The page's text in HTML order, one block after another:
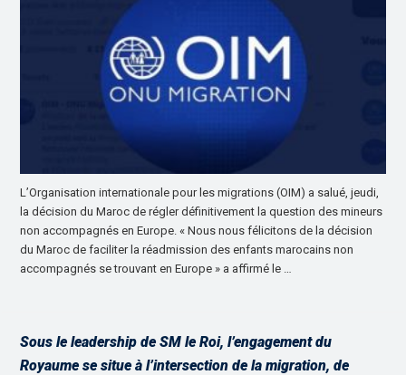
L’Organisation internationale pour les migrations (OIM) a salué, jeudi,
la décision du Maroc de régler définitivement la question des mineurs
non accompagnés en Europe. « Nous nous félicitons de la décision
du Maroc de faciliter la réadmission des enfants marocains non
accompagnés se trouvant en Europe » a affirmé le …
Sous le leadership de SM le Roi, l’engagement du
Royaume se situe à l’intersection de la migration, de